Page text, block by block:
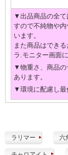
▼出品商品の全て
すので不純物や
います。
また商品はでき
ラ.モニター画面
▼物重さ、商品の
あります。
▼環境に配慮し最
ラリマー 六